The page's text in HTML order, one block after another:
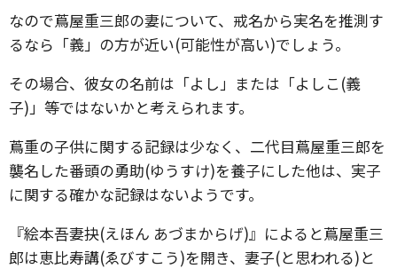
なので蔦屋重三郎の妻について、戒名から実名を推測す
るなら「義」の方が近い(可能性が高い)でしょう。
その場合、彼女の名前は「よし」または「よしこ(義
子)」等ではないかと考えられます。
蔦重の子供に関する記録は少なく、二代目蔦屋重三郎を
襲名した番頭の勇助(ゆうすけ)を養子にした他は、実子
に関する確かな記録はないようです。
『絵本吾妻抉(えほん あづまからげ)』によると蔦屋重三
郎は恵比寿講(ゑびすこう)を開き、妻子(と思われる)と